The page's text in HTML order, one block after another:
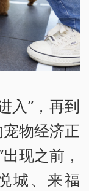
入”，再到
物经济正
现之前，
城、来福